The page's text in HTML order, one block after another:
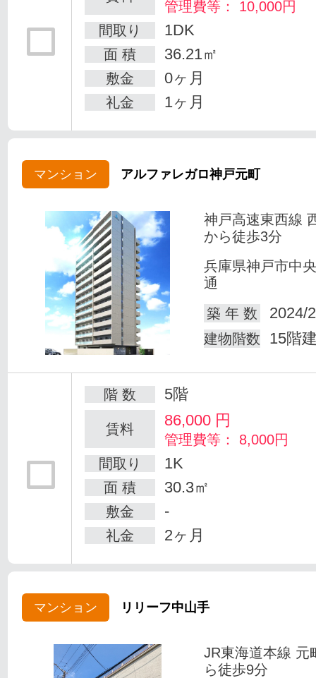
管理費等： 10,000円
間取り
1DK
面 積 36.21㎡
敷金 0ヶ月
礼金 1ヶ月
マンション アルファレガロ神戸元町
神戸高速東西線
から徒歩3分
兵庫県神戸市中
通
築 年 数
2024/
建物階数 15階
階 数 5階
賃料 86,000 円
管理費等： 8,000円
間取り
1K
面 積 30.3㎡
敷金 -
礼金 2ヶ月
マンション リリーフ中山手
JR東海道本線 元
ら徒歩9分